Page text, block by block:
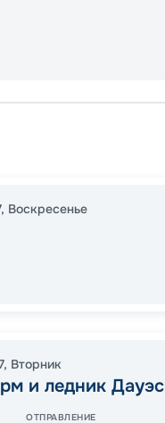
, Воскресенье
, Вторник
и ледник Дауэс
ОТПРАВЛЕНИЕ